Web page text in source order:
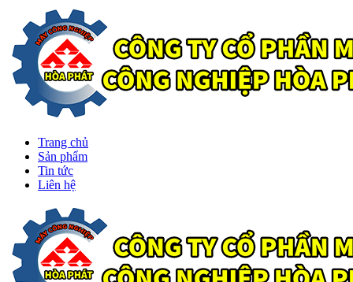
Trang chủ
Sản phẩm
Tin tức
Liên hệ